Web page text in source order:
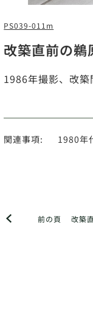
PS039-011m
改築直前の鵜
1986年撮影、改築
関連事項: 1980年
前の頁 改築